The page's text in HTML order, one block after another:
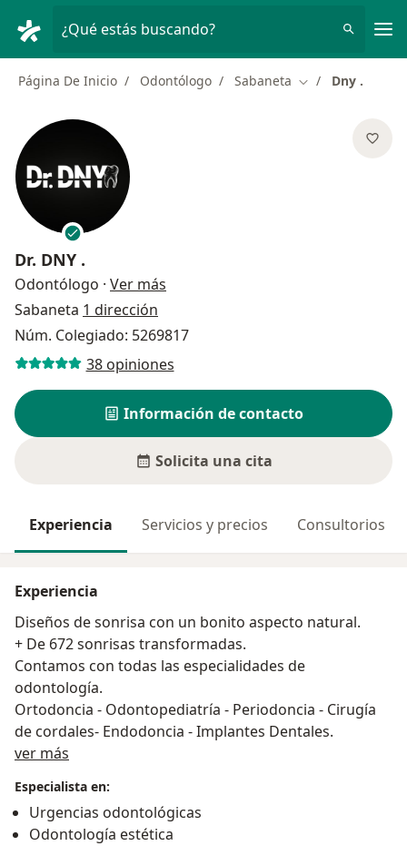
¿Qué estás buscando?
Página De Inicio Odontólogo Sabaneta Cambiar de
Dny .
Dr. DNY .
Odontólogo · Ver más
Sabaneta 1 dirección
Núm. Colegiado: 5269817
38 opiniones
Información de contacto
Solicita una cita
Experiencia Servicios y precios Consultorios
Experiencia
Diseños de sonrisa con un bonito aspecto natural.
+ De 672 sonrisas transformadas.
Contamos con todas las especialidades de
odontología.
Ortodoncia - Odontopediatría - Periodoncia - Cirugía
de cordales- Endodoncia - Implantes Dentales.
ver más
Especialista en:
Urgencias odontológicas
Odontología estética